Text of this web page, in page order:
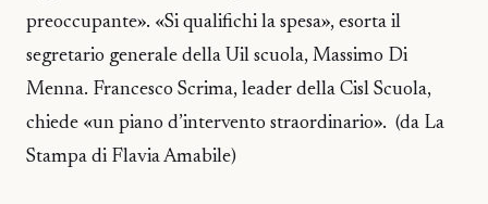
preoccupante». «Si qualifichi la spesa», esorta il
segretario generale della Uil scuola, Massimo Di
Menna. Francesco Scrima, leader della Cisl Scuola,
chiede «un piano d’intervento straordinario». (da La
Stampa di Flavia Amabile)